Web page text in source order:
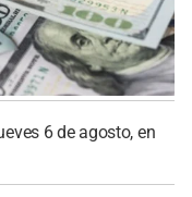
6 de agosto, en